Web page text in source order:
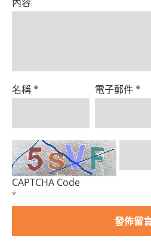
名稱* 電子郵件*
CAPTCHA Code
*